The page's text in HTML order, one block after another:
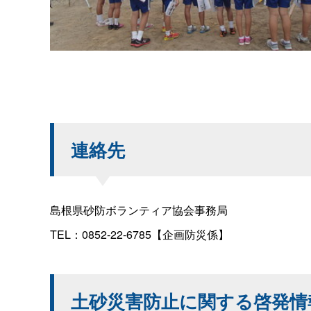
連絡先
島根県砂防ボランティア協会事務局
TEL：0852-22-6785【企画防災係】
土砂災害防止に関する啓発